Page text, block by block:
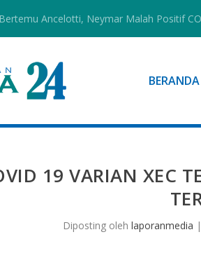
Ancelotti, Neymar Malah Positif
BERANDA
19 VARIAN XEC
Diposting olehlaporanmedia |